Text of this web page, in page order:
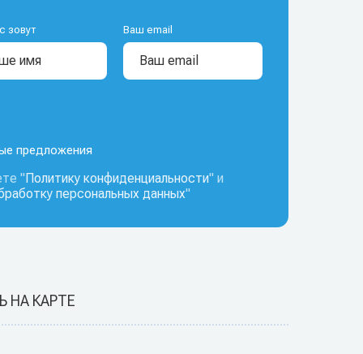
зовут Ваш email
предложения
" Политику конфиденциальности" и
персональных данных"
НА КАРТЕ